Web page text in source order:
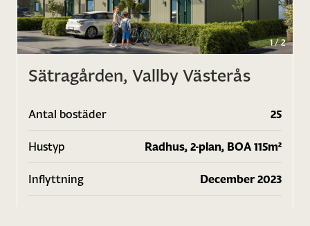
1/2
Sätragården, Vallby Västerås
Antal bostäder 25
Hustyp Radhus, 2-plan, BOA 115m²
Inflyttning December 2023